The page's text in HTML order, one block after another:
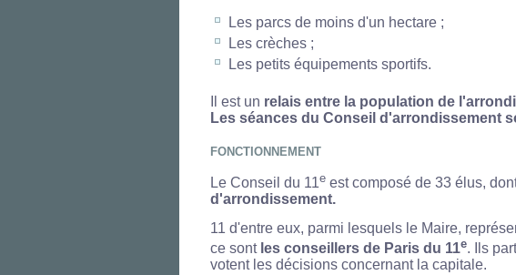
Les parcs de moins d'un hectare ;
Les crèches ;
Les petits équipements sportifs.
Il est un relais entre la population de
Les séances du Conseil d'arrondissement
FONCTIONNEMENT
Le Conseil du 11e est composé de 33 élus,
d'arrondissement.
11 d'entre eux, parmi lesquels le Maire,
ce sont les conseillers de Paris du 11e. Ils
votent les décisions concernant la capitale.